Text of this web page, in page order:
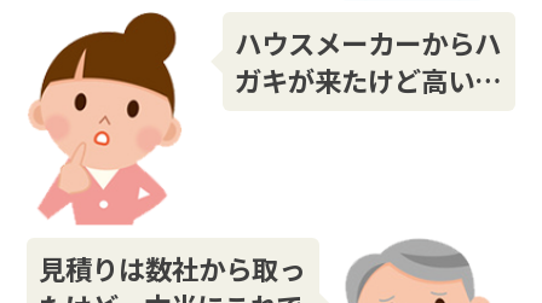
ハウスメーカーからハ
ガキが来たけど高い…
見積りは数社から取っ